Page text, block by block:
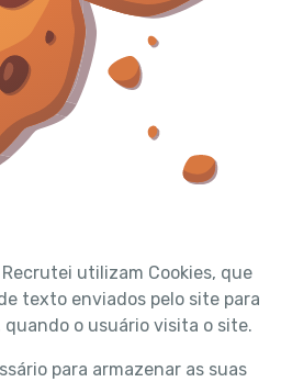
utilizam Cookies, que
texto enviados pelo site para
o usuário visita o site.
para armazenar as suas